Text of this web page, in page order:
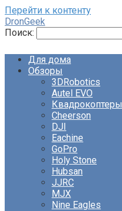
Перейти к контенту
DronGeek
Поиск:
Для дома
Обзоры
3DRobotics
Autel EVO
Cheerson
DJI
Eachine
GoPro
Holy Stone
Hubsan
JJRC
MJX
Nine Eagles